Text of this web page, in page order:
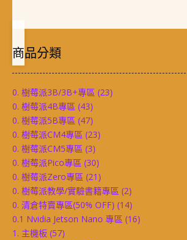
商品分類
0. 樹莓派3B/3B+專區 (23)
0. 樹莓派4B專區 (43)
0. 樹莓派5B專區 (47)
0. 樹莓派CM4專區 (23)
0. 樹莓派CM5專區 (3)
0. 樹莓派Pico專區 (30)
0. 樹莓派Zero專區 (21)
0. 樹莓派教學/實驗書籍專區 (2)
0. 清倉特賣專區(50% OFF) (14)
0.1 Nvidia Jetson Nano 專區 (16)
1. 主機板 (57)